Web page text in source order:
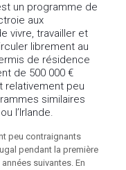
un programme de
aux
vivre, travailler et
librement au
de résidence
de 500 000 €
relativement peu
similaires
l’Irlande.
peu contraignants
pendant la première
suivantes. En